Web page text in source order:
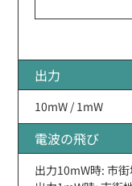
出力
10mW / 1mW
電波の飛び
出力10mW時: 市